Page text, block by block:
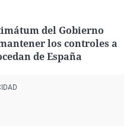
del Gobierno
los controles a
de España